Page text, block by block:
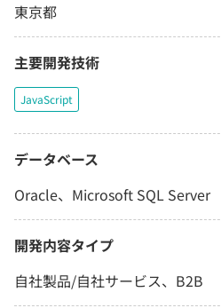
東京都
主要開発技術
JavaScript
データベース
Oracle、Microsoft SQL Server
開発内容タイプ
自社製品/自社サービス、B2B